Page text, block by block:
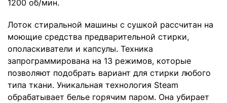
1200 об/мин.
Лоток стиральной машины с сушкой рассчитан на
моющие средства предварительной стирки,
ополаскиватели и капсулы. Техника
запрограммирована на 13 режимов, которые
позволяют подобрать вариант для стирки любого
типа ткани. Уникальная технология Steam
обрабатывает белье горячим паром. Она убирает